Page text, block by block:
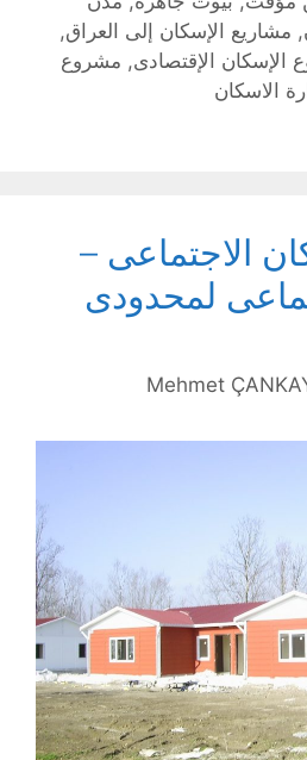
مشاريع الإسكان إلى العراق,
الإسكان الإقتصادى, مشروع
الاسكان
الاجتماعى –
لمحدودى
Mehmet